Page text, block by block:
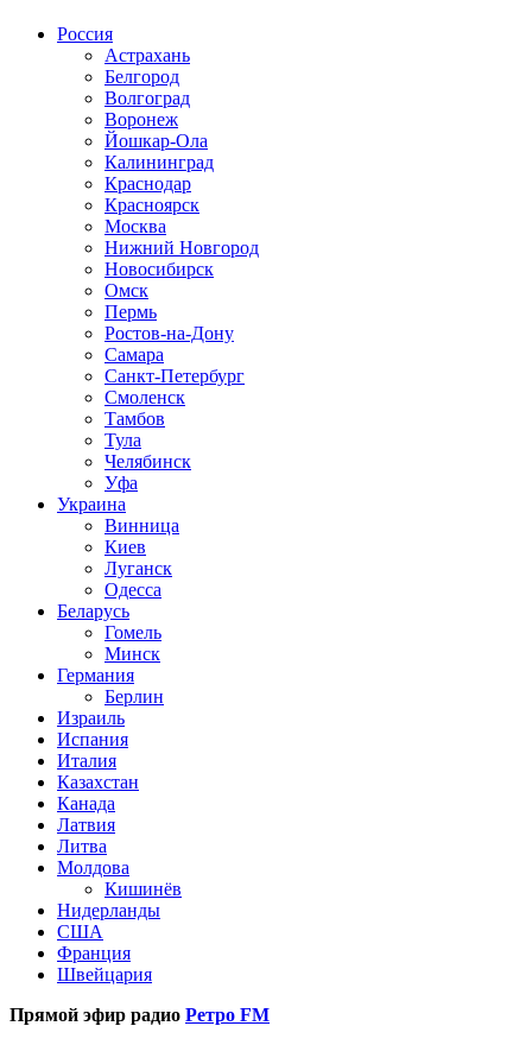
Россия
Астрахань
Белгород
Волгоград
Воронеж
Йошкар-Ола
Калининград
Краснодар
Красноярск
Москва
Нижний Новгород
Новосибирск
Омск
Пермь
Ростов-на-Дону
Самара
Санкт-Петербург
Смоленск
Тамбов
Тула
Челябинск
Уфа
Украина
Винница
Киев
Луганск
Одесса
Беларусь
Гомель
Минск
Германия
Берлин
Израиль
Испания
Италия
Казахстан
Канада
Латвия
Литва
Молдова
Кишинёв
Нидерланды
США
Франция
Швейцария
Прямой эфир радио Ретро FM